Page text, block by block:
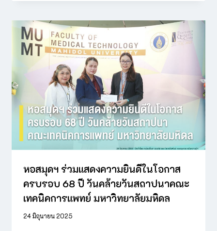
หอสมุดฯ ร่วมแสดงความยินดีในโอกาส
ครบรอบ 68 ปี วันคล้ายวันสถาปนาคณะ
เทคนิคการแพทย์ มหาวิทยาลัยมหิดล
24 มิถุนายน 2025